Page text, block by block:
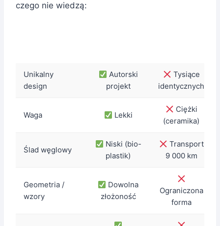
czego nie wiedzą:
Unikalny
design
Autorski
projekt
Tysiące
identycznych
Waga Lekki
Ciężki
(ceramika)
Ślad węglowy
Niski (bio-
plastik)
Transport
9 000 km
Geometria /
wzory
Dowolna
złożoność
Ograniczona
forma